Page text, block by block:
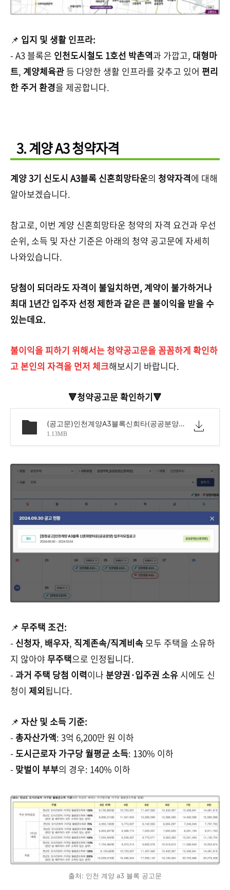
📌 입지 및 생활 인프라:
- A3 블록은 인천도시철도 1호선 박촌역과 가깝고, 대형마
트, 계양체육관 등 다양한 생활 인프라를 갖추고 있어 편리
한 주거 환경을 제공합니다.
3. 계양 A3 청약자격
계양 3기 신도시 A3블록 신혼희망타운의 청약자격에 대해
알아보겠습니다.
참고로, 이번 계양 신혼희망타운 청약의 자격 요건과 우선
순위, 소득 및 자산 기준은 아래의 청약 공고문에 자세히
나와있습니다.
당첨이 되더라도 자격이 불일치하면, 계약이 불가하거나
최대 1년간 입주자 선정 제한과 같은 큰 불이익을 받을 수
있는데요.
불이익을 피하기 위해서는 청약공고문을 꼼꼼하게 확인하
고 본인의 자격을 먼저 체크해보시기 바랍니다.
🔻청약공고문 확인하기🔻
(공고문)인천계양A3블록신희타(공공분양)입주자모집 정정공고문.pdf
1.13MB
📌 무주택 조건:
- 신청자, 배우자, 직계존속/직계비속 모두 주택을 소유하
지 않아야 무주택으로 인정됩니다.
- 과거 주택 당첨 이력이나 분양권·입주권 소유 시에도 신
청이 제외됩니다.
📌 자산 및 소득 기준:
- 총자산가액: 3억 6,200만 원 이하
- 도시근로자 가구당 월평균 소득: 130% 이하
- 맞벌이 부부의 경우: 140% 이하
출처: 인천 계양 a3 블록 공고문